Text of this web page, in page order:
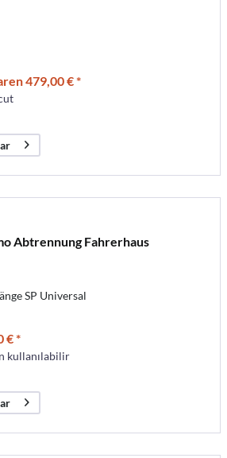
479,00 € *
Abtrennung Fahrerhaus
SP Universal
€ *
kullanılabilir